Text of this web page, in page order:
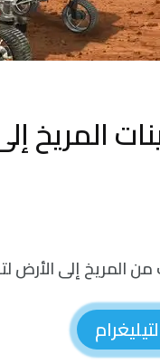
المريخ
المريخ إلى الأرض